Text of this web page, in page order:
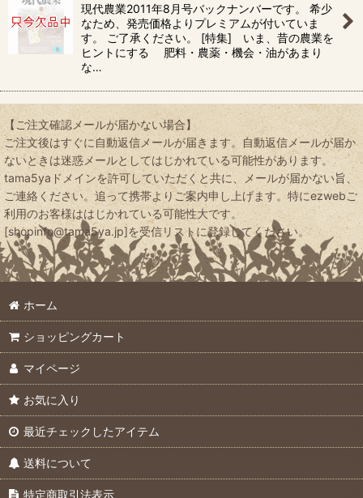
現代農業2011年8月号バックナンバーです。 希少
なため、発売価格よりプレミアムが付いていま
す。 ご了承ください。 [特集] いま、昔の農業を
ヒントにする 肥料・農薬・機会・油があまり
な…
【ご注文確認メールが届かない場合】
ご注文後はすぐに自動返信メールが届きます。自動返信メールが届か
ないときは迷惑メールとしてはじかれている可能性があります。
tama5yaドメインを許可していただくと共に、メールが届かない旨、
ご連絡ください。追って携帯よりご案内申し上げます。特にezwebご
利用のお客様ははじかれている可能性大です。
[shopinfo@tama5ya.jp]を受信リストに登録してください。
ホーム
ショッピングカート
マイページ
お気に入り
最近チェックしたアイテム
送料について
特定商取引法表示